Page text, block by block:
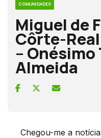
COMUNIDADES
Miguel de
Côrte-
–
Almeida
Chegou-me a notícia